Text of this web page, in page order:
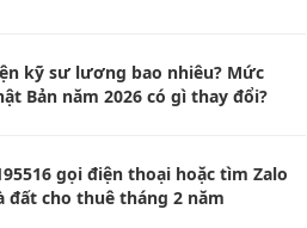
kỹ sư lương bao nhiêu? Mức
Bản năm 2026 có gì thay đổi?
gọi điện thoại hoặc tìm Zalo
đất cho thuê tháng 2 năm